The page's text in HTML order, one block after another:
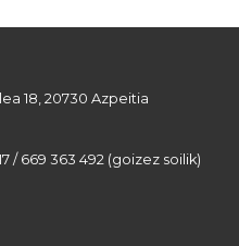
18, 20730 Azpeitia
/ 669 363 492 (goizez soilik)